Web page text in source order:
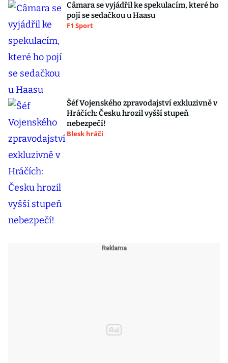
Câmara se vyjádřil ke spekulacím, které ho
pojí se sedačkou u Haasu
F1 Sport
Šéf Vojenského zpravodajství exkluzivně v
Hráčích: Česku hrozil vyšší stupeň
nebezpečí!
Blesk hráči